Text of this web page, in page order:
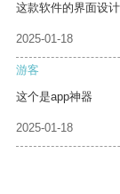
这款软件的界面设
2025-01-18
游客
这个是app神器
2025-01-18